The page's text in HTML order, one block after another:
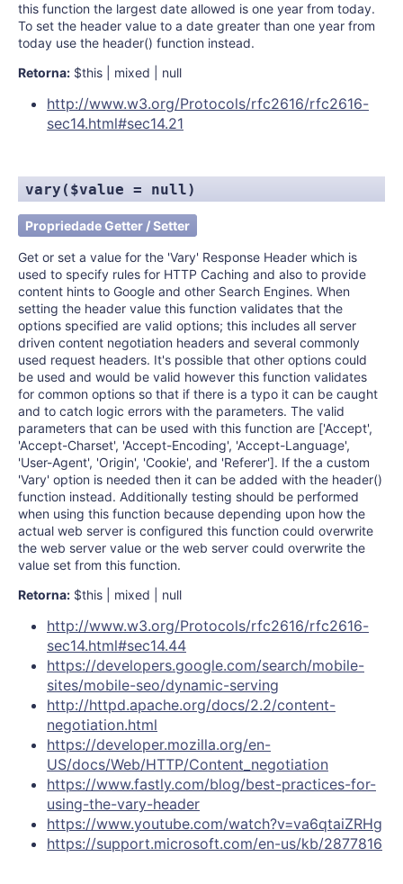
this function the largest date allowed is one year from today.
To set the header value to a date greater than one year from
today use the header() function instead.
Retorna: $this | mixed | null
http://www.w3.org/Protocols/rfc2616/rfc2616-
sec14.html#sec14.21
vary($value = null)
Propriedade Getter / Setter
Get or set a value for the 'Vary' Response Header which is
used to specify rules for HTTP Caching and also to provide
content hints to Google and other Search Engines. When
setting the header value this function validates that the
options specified are valid options; this includes all server
driven content negotiation headers and several commonly
used request headers. It's possible that other options could
be used and would be valid however this function validates
for common options so that if there is a typo it can be caught
and to catch logic errors with the parameters. The valid
parameters that can be used with this function are ['Accept',
'Accept-Charset', 'Accept-Encoding', 'Accept-Language',
'User-Agent', 'Origin', 'Cookie', and 'Referer']. If the a custom
'Vary' option is needed then it can be added with the header()
function instead. Additionally testing should be performed
when using this function because depending upon how the
actual web server is configured this function could overwrite
the web server value or the web server could overwrite the
value set from this function.
Retorna: $this | mixed | null
http://www.w3.org/Protocols/rfc2616/rfc2616-
sec14.html#sec14.44
https://developers.google.com/search/mobile-
sites/mobile-seo/dynamic-serving
http://httpd.apache.org/docs/2.2/content-
negotiation.html
https://developer.mozilla.org/en-
US/docs/Web/HTTP/Content_negotiation
https://www.fastly.com/blog/best-practices-for-
using-the-vary-header
https://www.youtube.com/watch?v=va6qtaiZRHg
https://support.microsoft.com/en-us/kb/2877816